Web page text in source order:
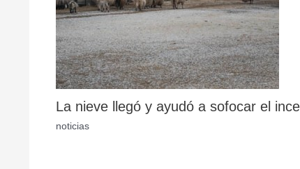
La nieve llegó y ayudó a sofocar el
noticias